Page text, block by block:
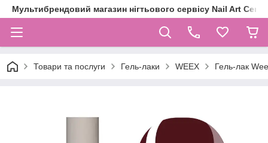
Мультибрендовий магазин нігтьового сервісу Nail Art
Товари та послуги Гель-лаки WEEX Гель-лак